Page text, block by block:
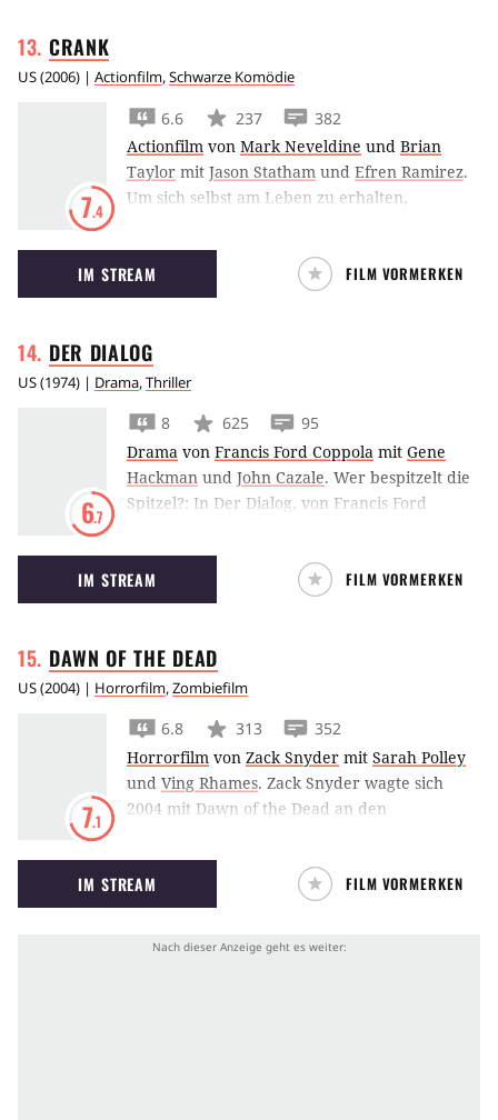
CRANK
US(2006) | Actionfilm,Schwarze Komödie
7.4
6.6 237
382
Actionfilm von Mark Neveldine und Brian
Taylor mit Jason Statham und Efren Ramirez.
Um sich selbst am Leben zu erhalten,
waghalsigsten Stunts. Was lebensmüde
scheint, ist für ihn lebensnotwendig.
IM STREAM FILM VORMERKEN
DER DIALOG
US(1974) | Drama,Thriller
6.7
8 625
95
Drama von Francis Ford Coppola mit Gene
Hackman und John Cazale. Wer bespitzelt die
Spitzel?: In Der Dialog, von Francis Ford
zunehmend paranoider werdend den
Verdacht, selbst Ziel einer Abhöraktion zu
sein.
IM STREAM FILM VORMERKEN
DAWN OF THE DEAD
US(2004) | Horrorfilm,Zombiefilm
7.1
6.8 313
352
Horrorfilm von Zack Snyder mit Sarah Polley
und Ving Rhames. Zack Snyder wagte sich
2004 mit Dawn of the Dead an den
Romero aus dem Jahr 1978. Eine Gruppe
Überlebender will sich vor den beißwütigen
Zombies in einem Einkaufscenter
IM STREAM FILM VORMERKEN